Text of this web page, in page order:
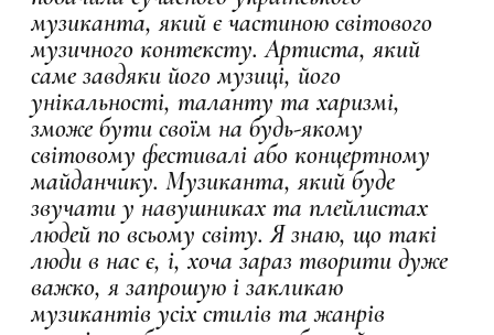
музиканта, який є частиною світового
музичного контексту. Артиста, який
саме завдяки його музиці, його
унікальності, таланту та харизмі,
зможе бути своїм на будь-якому
світовому фестивалі або концертному
майданчику. Музиканта, який буде
звучати у навушниках та плейлистах
людей по всьому світу. Я знаю, що такі
люди в нас є, і, хоча зараз творити дуже
важко, я запрошую і закликаю
музикантів усіх стилів та жанрів